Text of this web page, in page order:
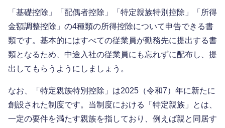
「基礎控除」「配偶者控除」「特定親族特別控除」「所得
金額調整控除」の4種類の所得控除について申告できる書
類です。基本的にはすべての従業員が勤務先に提出する書
類となるため、中途入社の従業員にも忘れずに配布し、提
出してもらうようにしましょう。
なお、「特定親族特別控除」は2025（令和7）年に新たに
創設された制度です。当制度における「特定親族」とは、
一定の要件を満たす親族を指しており、例えば親と同居す